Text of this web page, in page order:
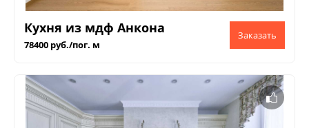
Кухня из мдф Анкона
78400 руб./пог. м